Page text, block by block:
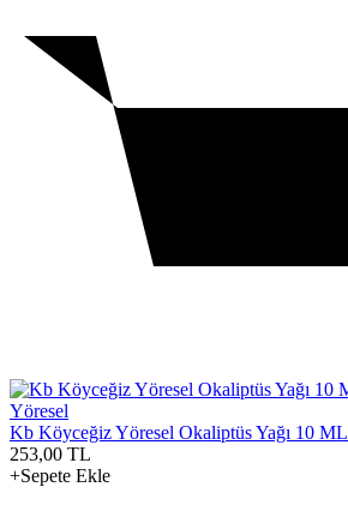
Kb Köyceğiz Yöresel Okaliptüs Yağı 10 ML
253,00 TL
+Sepete Ekle